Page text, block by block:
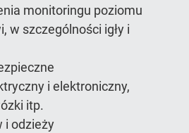
monitoringu poziomu
w szczególności igły i
i elektroniczny,
itp.
i odzieży